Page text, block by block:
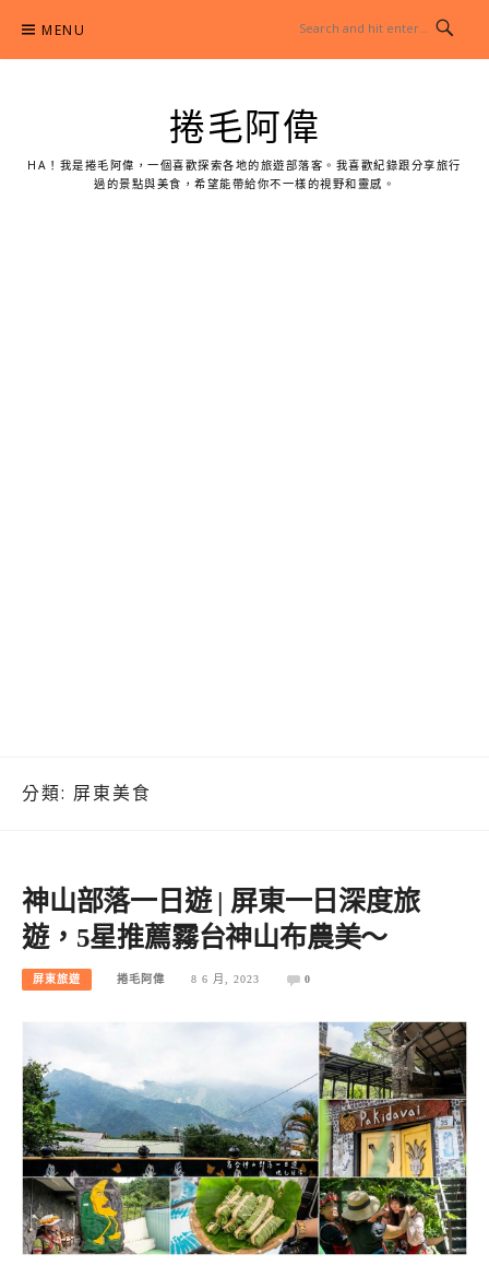
content
MENU
捲毛阿偉
HA！我是捲毛阿偉，一個喜歡探索各地的旅遊部落客。我喜歡紀錄跟分享旅行
過的景點與美食，希望能帶給你不一樣的視野和靈感。
分類: 屏東美食
神山部落一日遊 | 屏東一日深度旅
遊，5星推薦霧台神山布農美～
屏東旅遊 捲毛阿偉 8 6 月, 2023 0